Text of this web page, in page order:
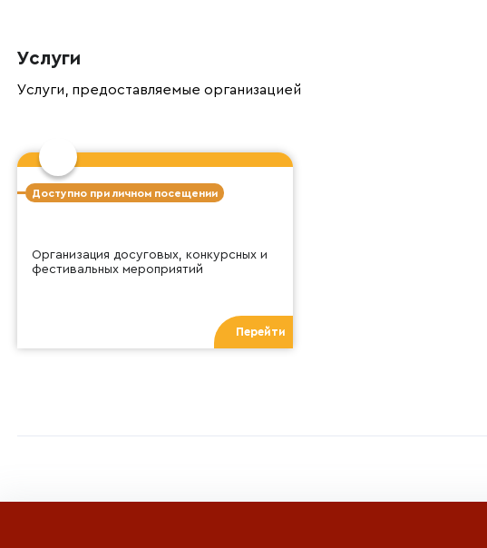
Услуги
Услуги, предоставляемые организацией
Доступно при личном посещении
Организация досуговых, конкурсных и
фестивальных мероприятий
Перейти